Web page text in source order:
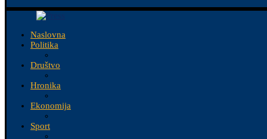
Naslovna
Politika
Društvo
Hronika
Ekonomija
Sport